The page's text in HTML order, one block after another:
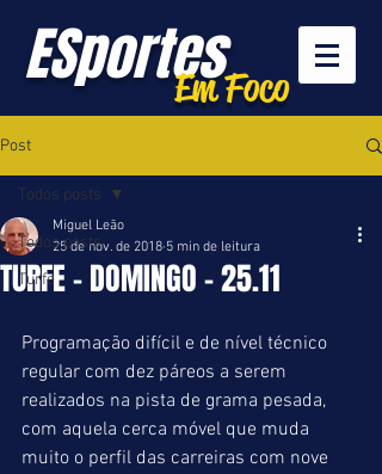
ESportesEm Foco
Post
Todos posts
Turfe
Todos posts
TURFE - DOMINGO - 25.11
Miguel Leão
25 de nov. de 2018 5 min de leitura
Programação difícil e de nível técnico
regular com dez páreos a serem
realizados na pista de grama pesada,
com aquela cerca móvel que muda
muito o perfil das carreiras com nove